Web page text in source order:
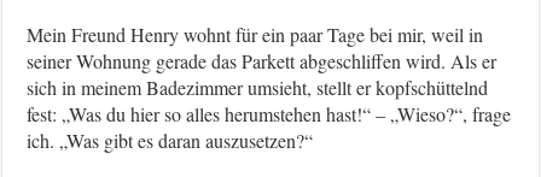
Mein Freund Henry wohnt für ein paar Tage bei mir, weil in
seiner Wohnung gerade das Parkett abgeschliffen wird. Als er
sich in meinem Badezimmer umsieht, stellt er kopfschüttelnd
fest: „Was du hier so alles herumstehen hast!“ – „Wieso?“, frage
ich. „Was gibt es daran auszusetzen?“